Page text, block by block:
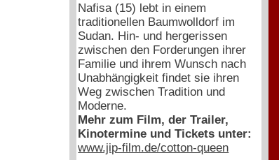
Nafisa (15) lebt in einem
traditionellen Baumwolldorf im
Sudan. Hin- und hergerissen
zwischen den Forderungen ihrer
Familie und ihrem Wunsch nach
Unabhängigkeit findet sie ihren
Weg zwischen Tradition und
Moderne.
Mehr zum Film, der Trailer,
Kinotermine und Tickets unter:
www.jip-film.de/cotton-queen